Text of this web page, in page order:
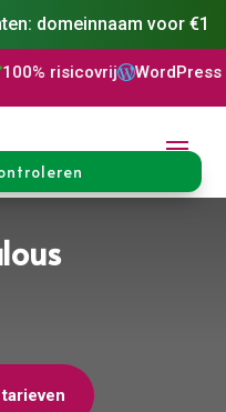
domeinnaam voor €1
 WordPress installatie